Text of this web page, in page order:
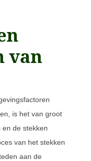
van
is het van groot
de stekken
van het stekken
aan de